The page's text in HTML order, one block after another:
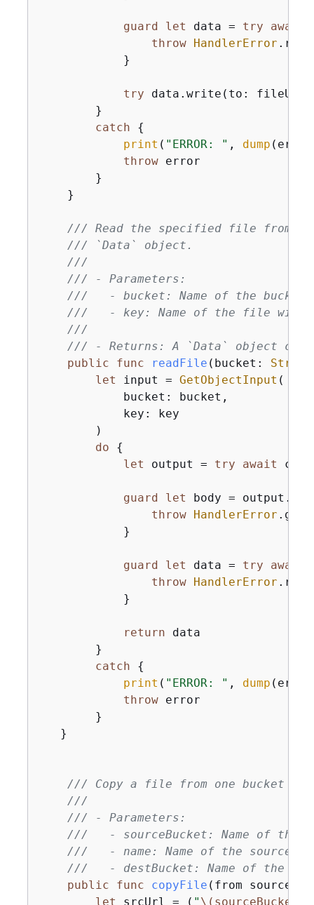
guard let data = try await
throw HandlerError
            }
try data.write(to: fileUrl)
        }
catch
{
print ( "ERROR: " , dump
throw error
        }
    }
/// Read the specified file from
/// `Data` object.
///
/// - Parameters:
///   - bucket: Name of the
///   - key: Name of the file
///
/// - Returns: A `Data` object
public
func readFile ( bucket : String
let input = GetObjectInput (
            bucket: bucket,
            key: key
        )
do
{
let output = try await
guard let body =
throw HandlerError
            }
guard let data = try await
throw HandlerError
            }
return data
        }
catch
{
print ( "ERROR: " , dump
throw error
        }
   }
/// Copy a file from one bucket to
///
/// - Parameters:
///   - sourceBucket: Name of the
///   - name: Name of the source
///   - destBucket: Name of the
public
func copyFile ( from
let srcUrl = ( " \(sourceBucket)